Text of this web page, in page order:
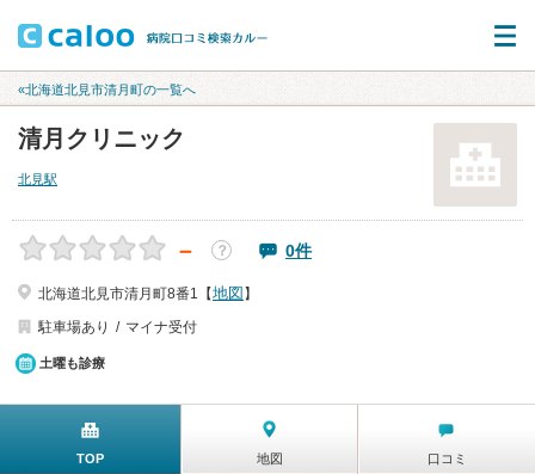
«北海道北見市清月町の一覧へ
清月クリニック
北見駅
－ ？ 0件
北海道北見市清月町8番1【地図 】
駐車場あり
マイナ受付
土曜も診療
TOP 地図 口コミ